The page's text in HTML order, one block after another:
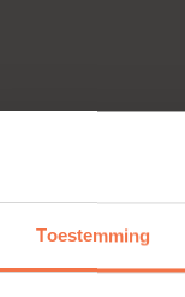
Toestemming